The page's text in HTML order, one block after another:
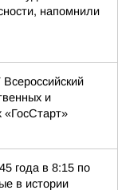
напомнили
и
года в 8:15 по
в истории